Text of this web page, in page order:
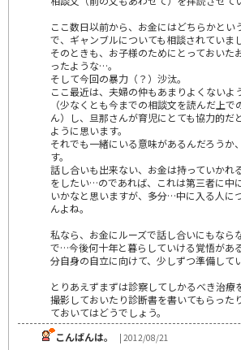
ここ数日以前から、お金にはどちらかとい
で、ギャンブルについても相談されていま
そのときも、お子様のためにとっておいた
ったような…。
そして今回の暴力（？）沙汰。
ここ最近は、夫婦の仲もあまりよくないよ
（少なくとも今までの相談文を読んだ上
ん）し、旦那さんが育児にとても協力的だ
ように思います。
それでも一緒にいる意味があるんだろうか
す。
話し合いも出来ない、お金は持っていかれ
をしたい…のであれば、これは第三者に中
いかなと思いますが、多分…中に入る人に
んよね。
私なら、お金にルーズで話し合いにもなら
で…今後何十年と暮らしていける覚悟があ
分自身の自立に向けて、少しずつ準備して
とりあえずまずは診察してしかるべき治療
撮影しておいたり診断書を書いてもらった
ておいてはどうでしょう。
こんばんは。
| 2012/08/21